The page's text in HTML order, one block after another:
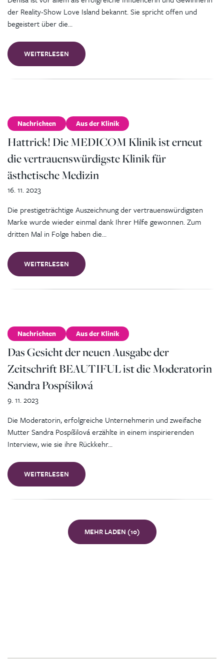
der Reality-Show Love Island bekannt. Sie spricht offen und
begeistert über die…
WEITERLESEN
Hattrick! Die MEDICOM Klinik ist erneut
die vertrauenswürdigste Klinik für
ästhetische Medizin
Nachrichten Aus der Klinik
Die prestigeträchtige Auszeichnung der vertrauenswürdigsten
Marke wurde wieder einmal dank Ihrer Hilfe gewonnen. Zum
dritten Mal in Folge haben die…
WEITERLESEN
16. 11. 2023
Das Gesicht der neuen Ausgabe der
Zeitschrift BEAUTIFUL ist die Moderatorin
Sandra Pospíšilová
Nachrichten Aus der Klinik
Die Moderatorin, erfolgreiche Unternehmerin und zweifache
Mutter Sandra Pospíšilová erzählte in einem inspirierenden
Interview, wie sie ihre Rückkehr…
WEITERLESEN
9. 11. 2023
MEHR LADEN (10)